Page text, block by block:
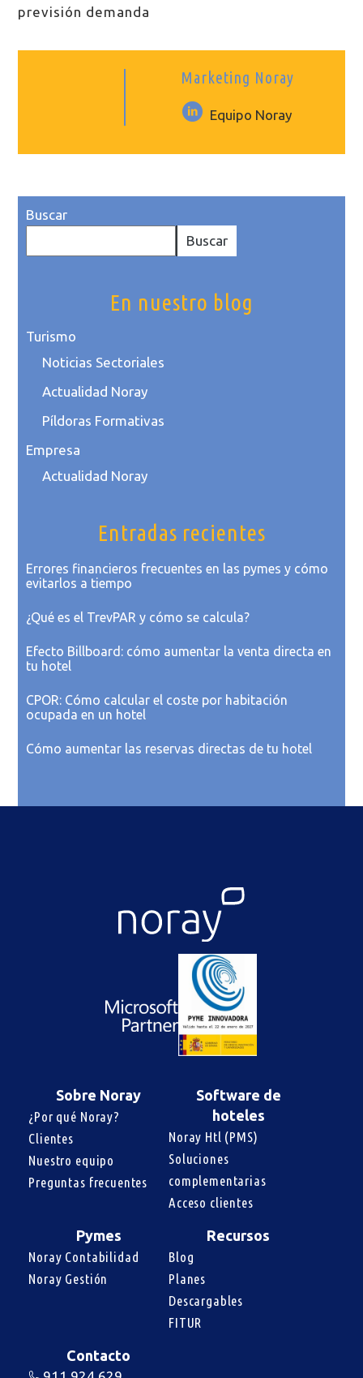
previsión demanda
Marketing Noray
Equipo Noray
Buscar
Buscar
En nuestro blog
Turismo
Noticias Sectoriales
Actualidad Noray
Píldoras Formativas
Empresa
Actualidad Noray
Entradas recientes
Errores financieros frecuentes en las pymes y cómo
evitarlos a tiempo
¿Qué es el TrevPAR y cómo se calcula?
Efecto Billboard: cómo aumentar la venta directa en
tu hotel
CPOR: Cómo calcular el coste por habitación
ocupada en un hotel
Cómo aumentar las reservas directas de tu hotel
Sobre Noray
¿Por qué Noray?
Clientes
Nuestro equipo
Preguntas frecuentes
Software de
hoteles
Noray Htl (PMS)
Soluciones
complementarias
Acceso clientes
Pymes
Noray Contabilidad
Noray Gestión
Recursos
Blog
Planes
Descargables
FITUR
Contacto